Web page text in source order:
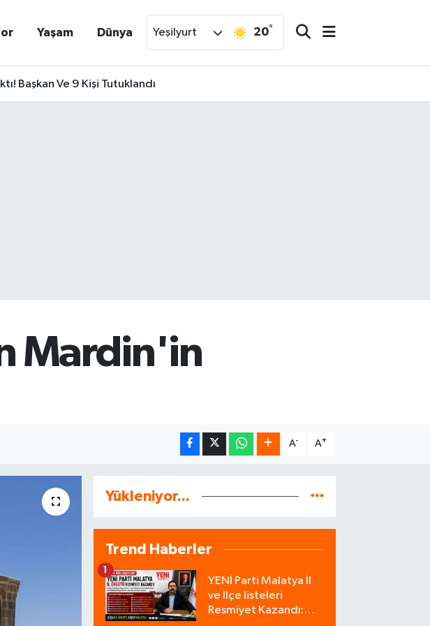
Yaşam Dünya Yeşilyurt 20°
Başkan Ve 9 Kişi Tutuklandı
Mardin'in
A- A+
Yükleniyor...
Trend Haberler
YENİ Parti Malatya İl
ve İlçe listeleri
Resmiyet Kazandı:
1